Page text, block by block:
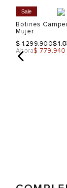
Sale
Botines
Mujer
$1.299.900$
Ahora$ 779.940